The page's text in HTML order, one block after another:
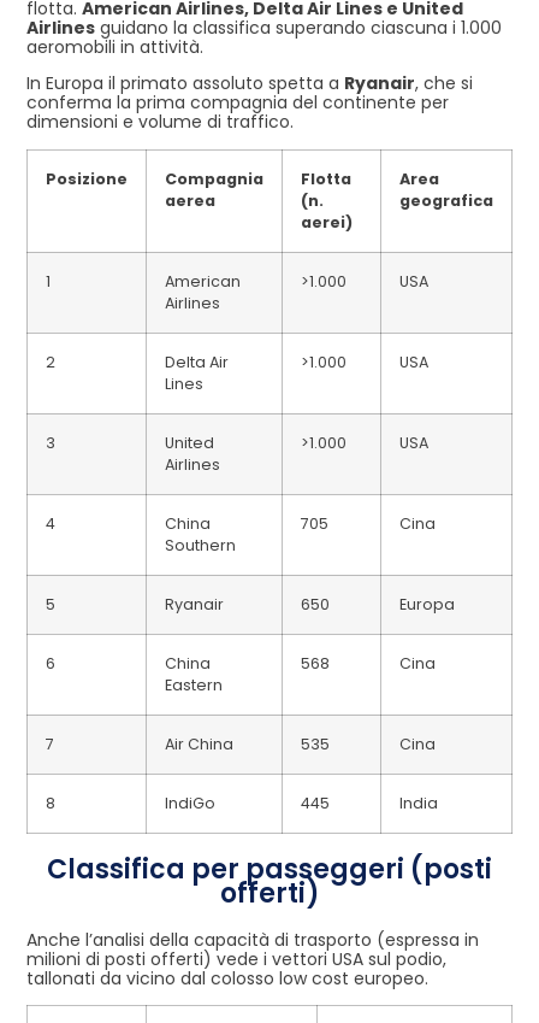
flotta. American Airlines, Delta Air Lines e United
Airlines guidano la classifica superando ciascuna i 1.000
aeromobili in attività.
In Europa il primato assoluto spetta a Ryanair, che si
conferma la prima compagnia del continente per
dimensioni e volume di traffico.
Posizione
Compagnia
aerea
Flotta
(n.
aerei)
Area
geografica
1
American
Airlines
>1.000 USA
2
Delta Air
Lines
>1.000 USA
3
United
Airlines
>1.000 USA
4
China
Southern
705 Cina
5 Ryanair 650 Europa
6
China
Eastern
568 Cina
7 Air China 535 Cina
8 IndiGo 445 India
Classifica per passeggeri (posti
offerti)
Anche l’analisi della capacità di trasporto (espressa in
milioni di posti offerti) vede i vettori USA sul podio,
tallonati da vicino dal colosso low cost europeo.